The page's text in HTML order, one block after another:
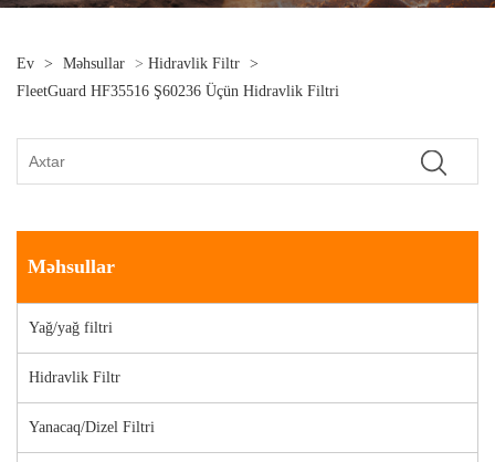
Ev > Məhsullar > Hidravlik Filtr >
FleetGuard HF35516 Ş60236 Üçün Hidravlik Filtri
Məhsullar
Yağ/yağ filtri
Hidravlik Filtr
Yanacaq/Dizel Filtri